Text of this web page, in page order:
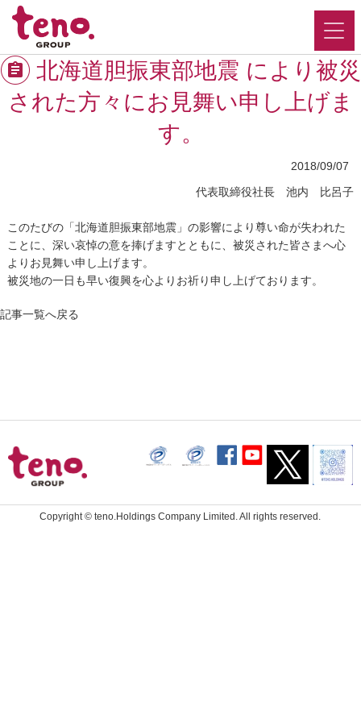
北海道胆振東部地震 により被災
された方々にお見舞い申し上げま
す。
2018/09/07
代表取締役社長 池内 比呂子
このたびの「北海道胆振東部地震」の影響により尊い命が失われた
ことに、深い哀悼の意を捧げますとともに、被災された皆さまへ心
よりお見舞い申し上げます。
被災地の一日も早い復興を心よりお祈り申し上げております。
記事一覧へ戻る
Copyright ©teno.Holdings Company Limited.All rights reserved.